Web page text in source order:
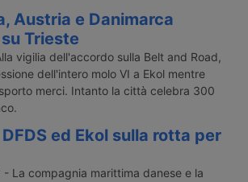
Austria e Danimarca
Trieste
vigilia dell'accordo sulla Belt and Road,
dell'intero molo VI a Ekol mentre
merci. Intanto la città celebra 300
ed Ekol sulla rotta per
- La compagnia marittima danese e la